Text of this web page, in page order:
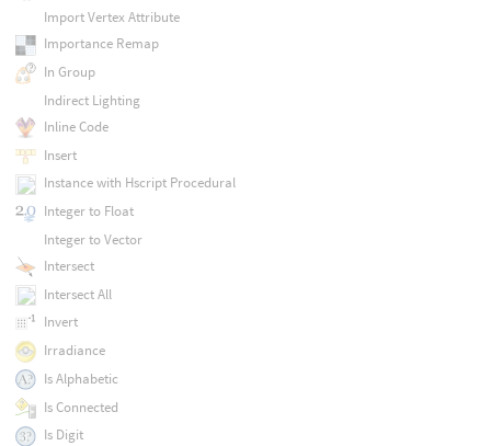
Import Vertex Attribute
Importance Remap
In Group
Indirect Lighting
Inline Code
Insert
Instance with Hscript Procedural
Integer to Float
Integer to Vector
Intersect
Intersect All
Invert
Irradiance
Is Alphabetic
Is Connected
Is Digit